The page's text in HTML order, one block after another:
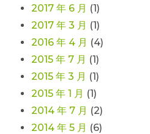
2017 年 6 月 (1)
2017 年 3 月 (1)
2016 年 4 月 (4)
2015 年 7 月 (1)
2015 年 3 月 (1)
2015 年 1 月 (1)
2014 年 7 月 (2)
2014 年 5 月 (6)